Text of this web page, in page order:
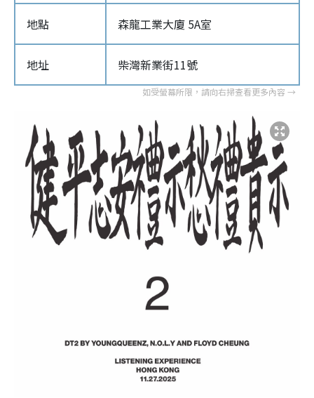
地點 森龍工業大廈 5A室
地址 柴灣新業街11號